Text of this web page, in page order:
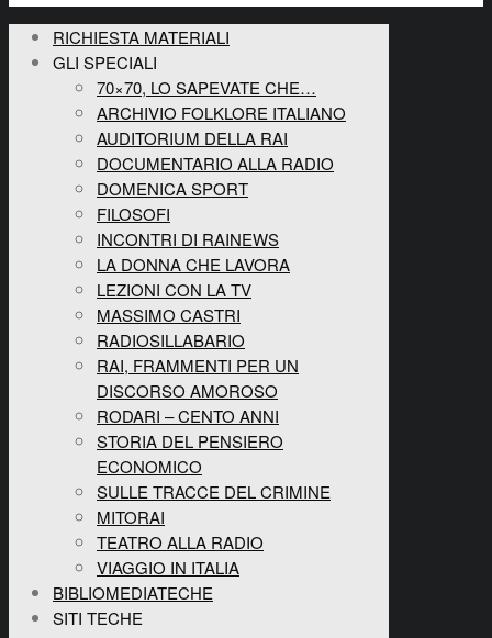
RICHIESTA MATERIALI
GLI SPECIALI
70×70, LO SAPEVATE CHE…
ARCHIVIO FOLKLORE ITALIANO
AUDITORIUM DELLA RAI
DOCUMENTARIO ALLA RADIO
DOMENICA SPORT
FILOSOFI
INCONTRI DI RAINEWS
LA DONNA CHE LAVORA
LEZIONI CON LA TV
MASSIMO CASTRI
RADIOSILLABARIO
RAI, FRAMMENTI PER UN
DISCORSO AMOROSO
RODARI – CENTO ANNI
STORIA DEL PENSIERO
ECONOMICO
SULLE TRACCE DEL CRIMINE
MITORAI
TEATRO ALLA RADIO
VIAGGIO IN ITALIA
BIBLIOMEDIATECHE
SITI TECHE